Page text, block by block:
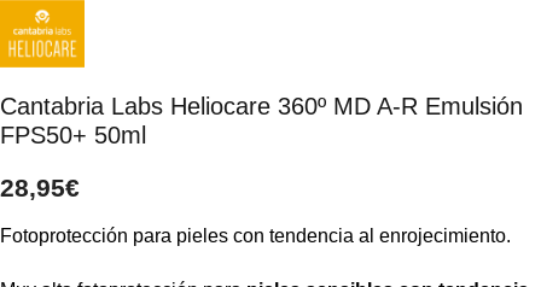
Cantabria Labs Heliocare 360º MD A-R Emulsión
FPS50+ 50ml
28,95€
Fotoprotección para pieles con tendencia al enrojecimiento.